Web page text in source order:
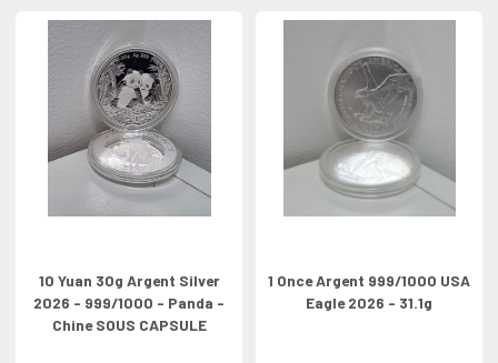
10 Yuan 30g Argent Silver
2026 - 999/1000 - Panda -
Chine SOUS CAPSULE
1 Once Argent 999/1000 USA
Eagle 2026 - 31.1g